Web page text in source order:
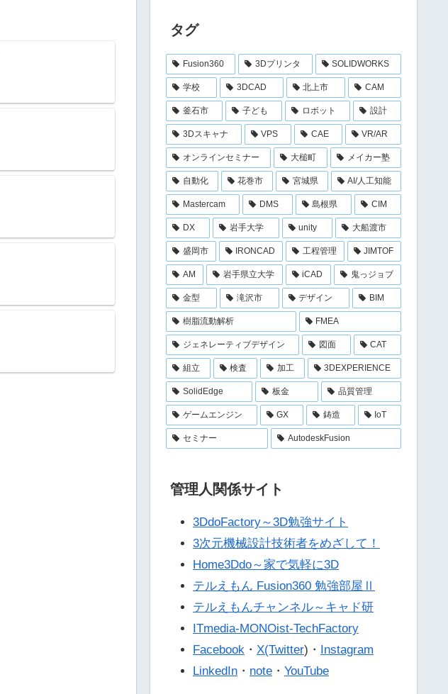
タグ
Fusion360 3Dプリンタ SOLIDWORKS
学校 3DCAD 北上市 CAM
釜石市 子ども ロボット 設計
3Dスキャナ VPS CAE VR/AR
オンラインセミナー 大槌町 メイカー塾
自動化 花巻市 宮城県 AI/人工知能
Mastercam DMS 島根県 CIM
DX 岩手大学 unity 大船渡市
盛岡市 IRONCAD 工程管理 JIMTOF
AM 岩手県立大学 iCAD 鬼っジョブ
金型 滝沢市 デザイン BIM
樹脂流動解析 FMEA
ジェネレーティブデザイン 図面 CAT
組立 検査 加工 3DEXPERIENCE
SolidEdge 板金 品質管理
ゲームエンジン GX 鋳造 IoT
セミナー AutodeskFusion
管理人関係サイト
3DdoFactory～3D勉強サイト
3次元機械設計技術者をめざして！
Home3Ddo～家で気軽に3D
テルえもん Fusion360 勉強部屋Ⅱ
テルえもんチャンネル～キャド研
ITmedia-MONOist-TechFactory
Facebook ・ X(Twitter)・ Instagram
LinkedIn ・ note ・ YouTube